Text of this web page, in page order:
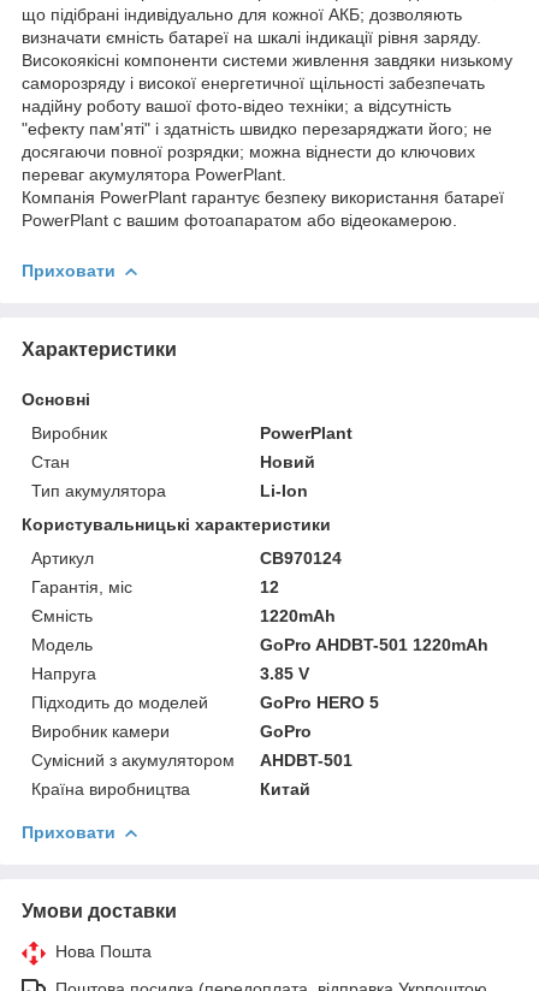
що підібрані індивідуально для кожної АКБ; дозволяють
визначати ємність батареї на шкалі індикації рівня заряду.
Високоякісні компоненти системи живлення завдяки низькому
саморозряду і високої енергетичної щільності забезпечать
надійну роботу вашої фото-відео техніки; а відсутність
"ефекту пам'яті" і здатність швидко перезаряджати його; не
досягаючи повної розрядки; можна віднести до ключових
переваг акумулятора PowerPlant.
Компанія PowerPlant гарантує безпеку використання батареї
PowerPlant c вашим фотоапаратом або відеокамерою.
Приховати
Характеристики
Основні
Виробник
PowerPlant
Стан
Новий
Тип акумулятора
Li-Ion
Користувальницькі характеристики
Артикул
CB970124
Гарантія, міс
12
Ємність
1220mAh
Мoдель
GoPro AHDBT-501 1220mAh
Напруга
3.85 V
Підходить до моделей
GoPro HERO 5
Виробник камери
GoPro
Сумісний з акумулятором
AHDBT-501
Країна виробництва
Китай
Приховати
Умови доставки
Нова Пошта